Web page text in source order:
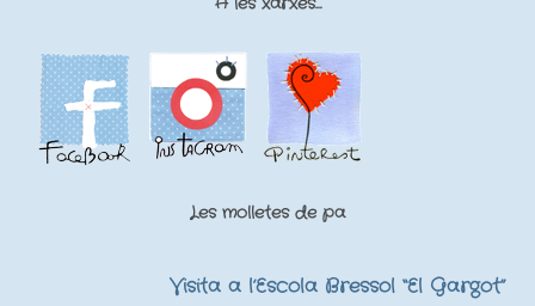
Les molletes de pa
Visita a l’Escola Bressol “El Gargot”